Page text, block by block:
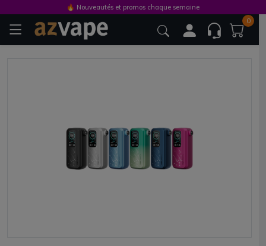
0
🔥 Nouveautés et promos chaque semaine